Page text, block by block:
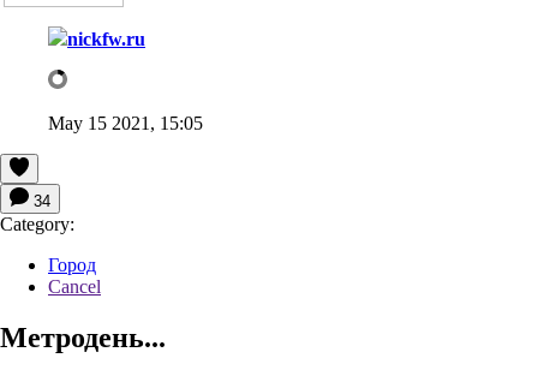
nickfw.ru
May 15 2021, 15:05
34
Category:
Город
Cancel
Метродень...